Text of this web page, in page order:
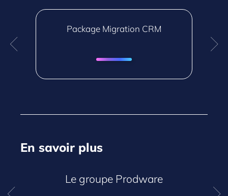
Package Migration CRM
En savoir plus
Le groupe Prodware